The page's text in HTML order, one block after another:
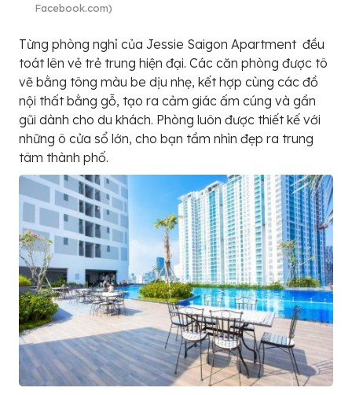
Facebook.com)
Từng phòng nghỉ của Jessie Saigon Apartment đều
toát lên vẻ trẻ trung hiện đại. Các căn phòng được tô
vẽ bằng tông màu be dịu nhẹ, kết hợp cùng các đồ
nội thất bằng gỗ, tạo ra cảm giác ấm cúng và gần
gũi dành cho du khách. Phòng luôn được thiết kế với
những ô cửa sổ lớn, cho bạn tầm nhìn đẹp ra trung
tâm thành phố.